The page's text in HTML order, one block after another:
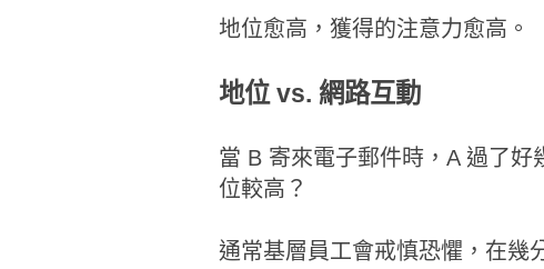
地位愈高，獲得的注意力愈高。
地位 vs. 網路互動
當 B 寄來電子郵件時，A 過了
位較高？
通常基層員工會戒慎恐懼，在幾